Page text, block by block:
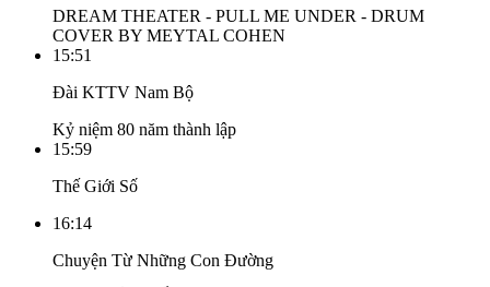
DREAM THEATER - PULL ME UNDER - DRUM
COVER BY MEYTAL COHEN
15:51
Đài KTTV Nam Bộ
Kỷ niệm 80 năm thành lập
15:59
Thế Giới Số
16:14
Chuyện Từ Những Con Đường